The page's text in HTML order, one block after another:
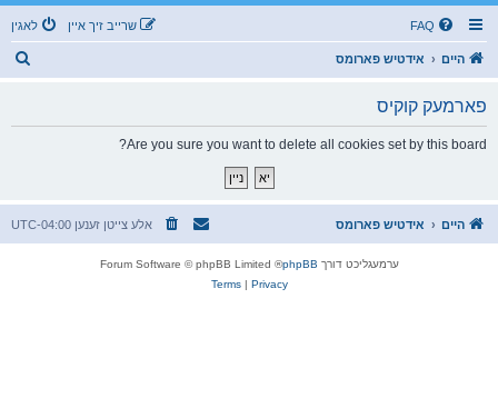
FAQ לאגין שרייב זיך איין
היים אידטיש פארומס
פארמעק קוקיס
Are you sure you want to delete all cookies set by this board?
היים אידטיש פארומס אלע צייטן זענען UTC-04:00
ערמעגליכט דורך phpBB
® Forum Software © phpBB Limited
Privacy
|
Terms